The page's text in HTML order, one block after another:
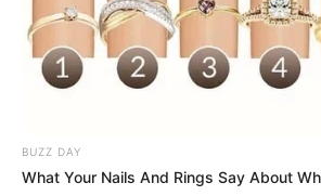
BUZZ DAY
What Your Nails And Rings Say About